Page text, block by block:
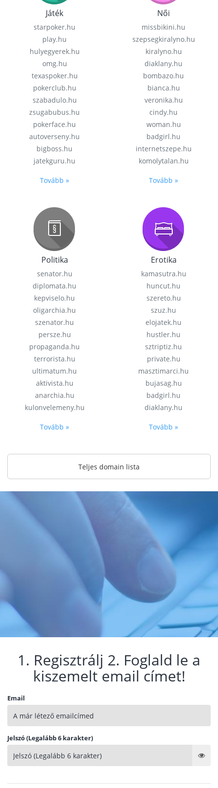
Játék
starpoker.hu
play.hu
hulyegyerek.hu
omg.hu
texaspoker.hu
pokerclub.hu
szabadulo.hu
zsugabubus.hu
pokerface.hu
autoverseny.hu
bigboss.hu
jatekguru.hu
Tovább »
Női
missbikini.hu
szepsegkiralyno.hu
kiralyno.hu
diaklany.hu
bombazo.hu
bianca.hu
veronika.hu
cindy.hu
woman.hu
badgirl.hu
internetszepe.hu
komolytalan.hu
Tovább »
Politika
senator.hu
diplomata.hu
kepviselo.hu
oligarchia.hu
szenator.hu
persze.hu
propaganda.hu
terrorista.hu
ultimatum.hu
aktivista.hu
anarchia.hu
kulonvelemeny.hu
Tovább »
Erotika
kamasutra.hu
huncut.hu
szereto.hu
szuz.hu
elojatek.hu
hustler.hu
sztriptiz.hu
private.hu
masztimarci.hu
bujasag.hu
badgirl.hu
diaklany.hu
Tovább »
Teljes domain lista
1. Regisztrálj 2. Foglald le a
kiszemelt email címet!
Email
Jelszó (Legalább 6 karakter)